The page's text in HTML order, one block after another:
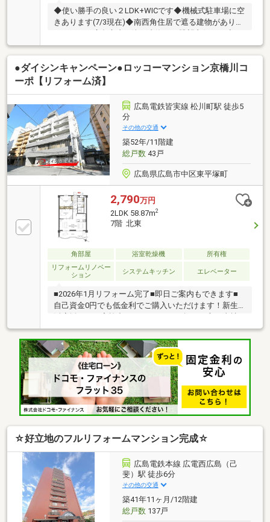
◆使い勝手の良い２LDK+WICです◆機械式駐車場に空
きあります(7/3現在)◆南西角住居で遮る建物がありま
ビングには、寒い時期便利な床暖房があります◆キッ
チンには、ディスポーザー（生ごみ粉砕処理器）あり
ます◆ゴミ出しは、24時間可能です◆ペット飼育可
(飼育規則あり)◆生活に必要な諸施設徒歩圏内です■所
気軽にお問合せ下さい
●ダイシンキャンペーン●ロッコーマンション京橋川コ
ーポ【リフォーム済】
広島電鉄皆実線 松川町駅 徒歩5
分
その他の交通
築52年/11階建
総戸数43戸
広島県広島市中区東平塚町
2,790万円
2LDK 58.87m2
7階 北東
角部屋 浴室乾燥機
所有権
リフォームリノベー
ション
システムキッチン エレベーター
■2026年1月リフォーム完了■即日ご案内もできます■
自己資金0円でも低金利でご購入いただけます！新生
にお任せください♪住宅ローンもお任せください♪頭金
０円からでもＯＫ！住宅ローンが不安！月々の返済を
抑えたい！資金計画のお悩みもお気軽にご相談くださ
い。☆まずはその目で現地をご覧ください！平日も見
学可能です（要予約）お電話またはメールにて事前に
ご連絡ください。
☆好立地のフルリフォームマンション完成☆
広島電鉄本線 広電西広島（己
斐）駅 徒歩6分
その他の交通
築41年11ヶ月/12階建
総戸数137戸